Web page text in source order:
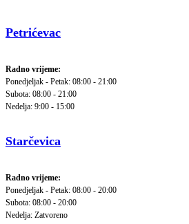
Petrićevac
Radno vrijeme:
Ponedjeljak - Petak: 08:00 - 21:00
Subota: 08:00 - 21:00
Nedelja: 9:00 - 15:00
Starčevica
Radno vrijeme:
Ponedjeljak - Petak: 08:00 - 20:00
Subota: 08:00 - 20:00
Nedelja: Zatvoreno